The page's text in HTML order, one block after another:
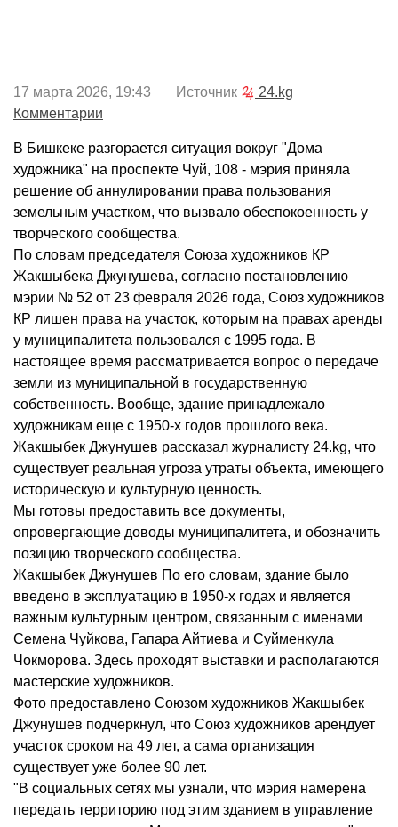
17 марта 2026, 19:43 Источник
24.kg
Комментарии
В Бишкеке разгорается ситуация вокруг "Дома
художника" на проспекте Чуй, 108 - мэрия приняла
решение об аннулировании права пользования
земельным участком, что вызвало обеспокоенность у
творческого сообщества.
По словам председателя Союза художников КР
Жакшыбека Джунушева, согласно постановлению
мэрии № 52 от 23 февраля 2026 года, Союз художников
КР лишен права на участок, которым на правах аренды
у муниципалитета пользовался с 1995 года. В
настоящее время рассматривается вопрос о передаче
земли из муниципальной в государственную
собственность. Вообще, здание принадлежало
художникам еще с 1950-х годов прошлого века.
Жакшыбек Джунушев рассказал журналисту 24.kg, что
существует реальная угроза утраты объекта, имеющего
историческую и культурную ценность.
Мы готовы предоставить все документы,
опровергающие доводы муниципалитета, и обозначить
позицию творческого сообщества.
Жакшыбек Джунушев По его словам, здание было
введено в эксплуатацию в 1950-х годах и является
важным культурным центром, связанным с именами
Семена Чуйкова, Гапара Айтиева и Суйменкула
Чокморова. Здесь проходят выставки и располагаются
мастерские художников.
Фото предоставлено Союзом художников Жакшыбек
Джунушев подчеркнул, что Союз художников арендует
участок сроком на 49 лет, а сама организация
существует уже более 90 лет.
"В социальных сетях мы узнали, что мэрия намерена
передать территорию под этим зданием в управление